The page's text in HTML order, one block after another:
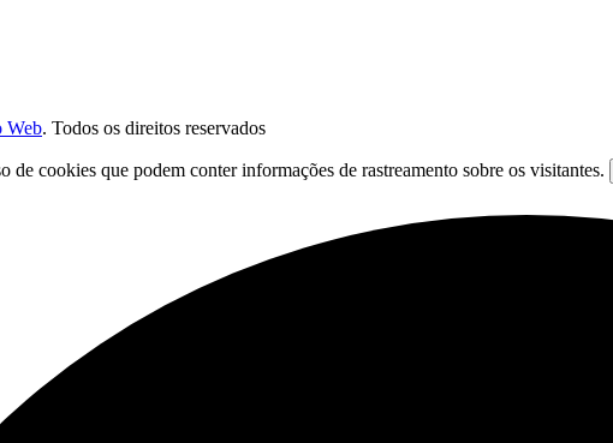
Web. Todos os direitos reservados
de cookies que podem conter informações de rastreamento sobre os visitantes.